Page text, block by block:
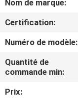
VISITE
D'USINE
CONTRÔLE
DE
Nom de marque:
Certification:
Numéro de modèle:
Quantité de
commande min:
Prix: